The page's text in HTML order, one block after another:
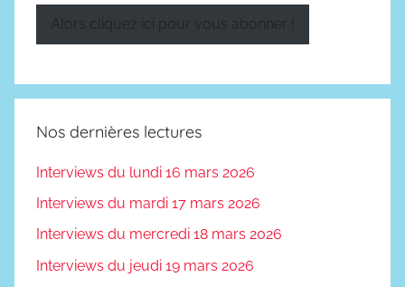
Alors cliquez ici pour vous abonner !
Nos dernières lectures
Interviews du lundi 16 mars 2026
Interviews du mardi 17 mars 2026
Interviews du mercredi 18 mars 2026
Interviews du jeudi 19 mars 2026